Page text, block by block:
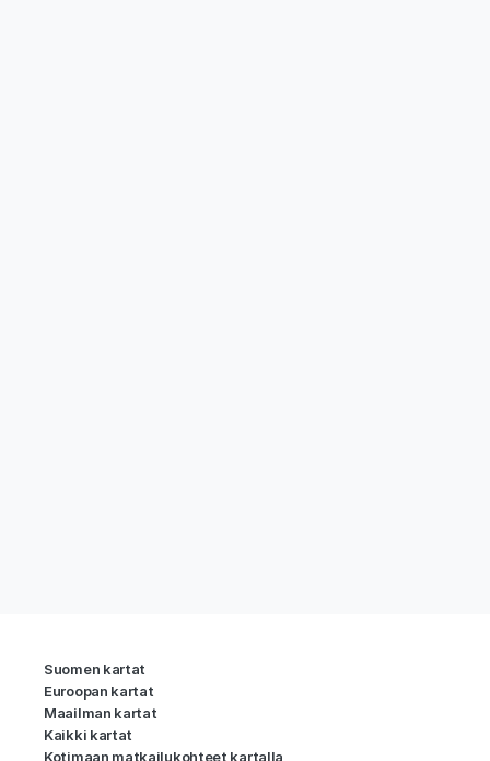
Suomen kartat
Euroopan kartat
Maailman kartat
Kaikki kartat
Kotimaan matkailukohteet kartalla